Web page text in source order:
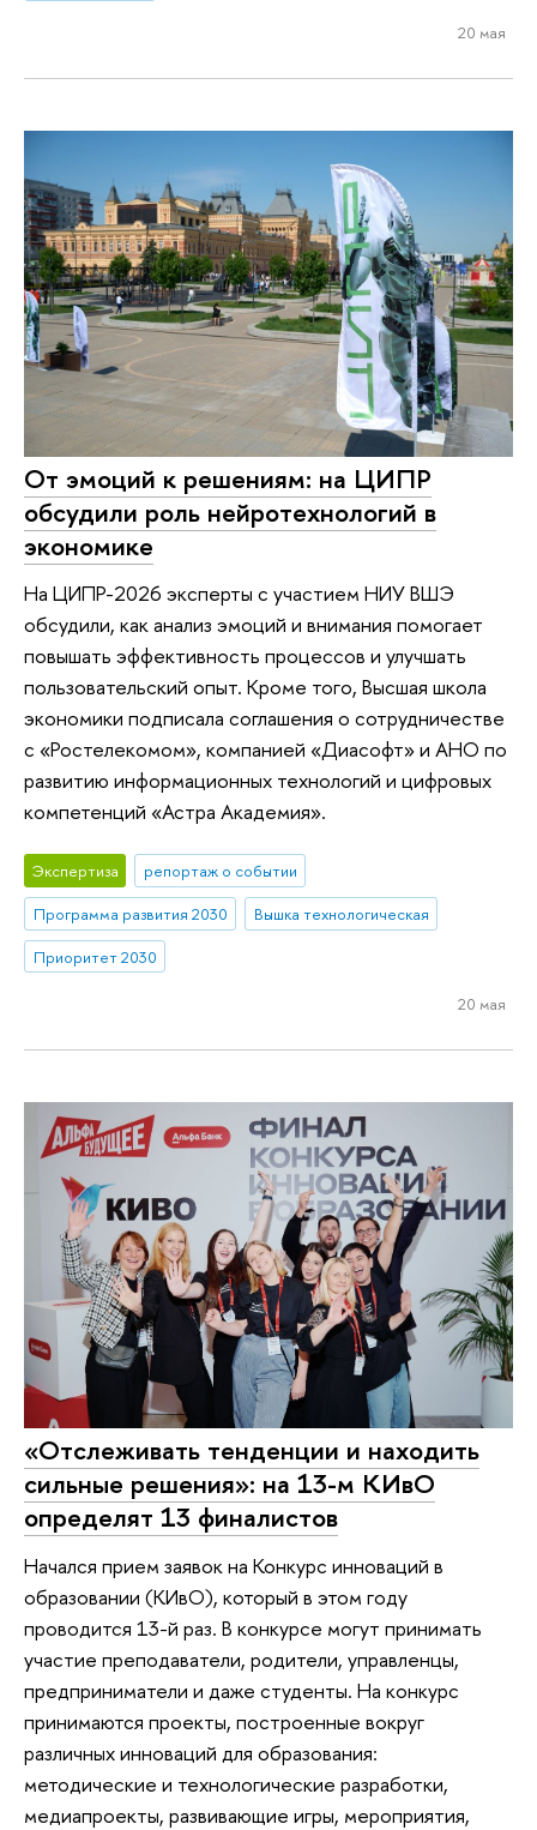
20 мая
От эмоций к решениям: на ЦИПР
обсудили роль нейротехнологий в
экономике
На ЦИПР-2026 эксперты с участием НИУ ВШЭ
обсудили, как анализ эмоций и внимания помогает
повышать эффективность процессов и улучшать
пользовательский опыт. Кроме того, Высшая школа
экономики подписала соглашения о сотрудничестве
с «Ростелекомом», компанией «Диасофт» и АНО по
развитию информационных технологий и цифровых
компетенций «Астра Академия».
Экспертиза
репортаж о событии
Программа развития 2030
Вышка технологическая
Приоритет 2030
20 мая
«Отслеживать тенденции и находить
сильные решения»: на 13-м КИвО
определят 13 финалистов
Начался прием заявок на Конкурс инноваций в
образовании (КИвО), который в этом году
проводится 13-й раз. В конкурсе могут принимать
участие преподаватели, родители, управленцы,
предприниматели и даже студенты. На конкурс
принимаются проекты, построенные вокруг
различных инноваций для образования:
методические и технологические разработки,
медиапроекты, развивающие игры, мероприятия,